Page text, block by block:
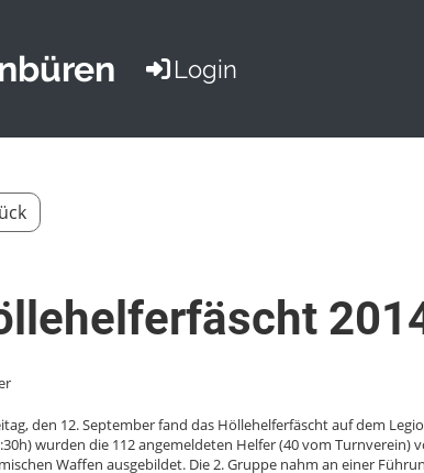
Login
den 12. September fand das Höllehelferfäscht auf dem
wurden die 112 angemeldeten Helfer (40 vom
Waffen ausgebildet. Die 2. Gruppe nahm an einer